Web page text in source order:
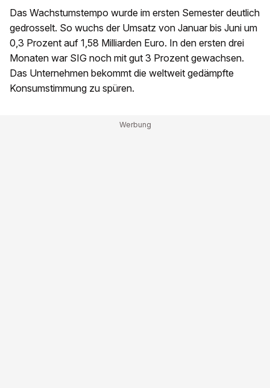
Das Wachstumstempo wurde im ersten Semester deutlich
gedrosselt. So wuchs der Umsatz von Januar bis Juni um
0,3 Prozent auf 1,58 Milliarden Euro. In den ersten drei
Monaten war SIG noch mit gut 3 Prozent gewachsen.
Das Unternehmen bekommt die weltweit gedämpfte
Konsumstimmung zu spüren.